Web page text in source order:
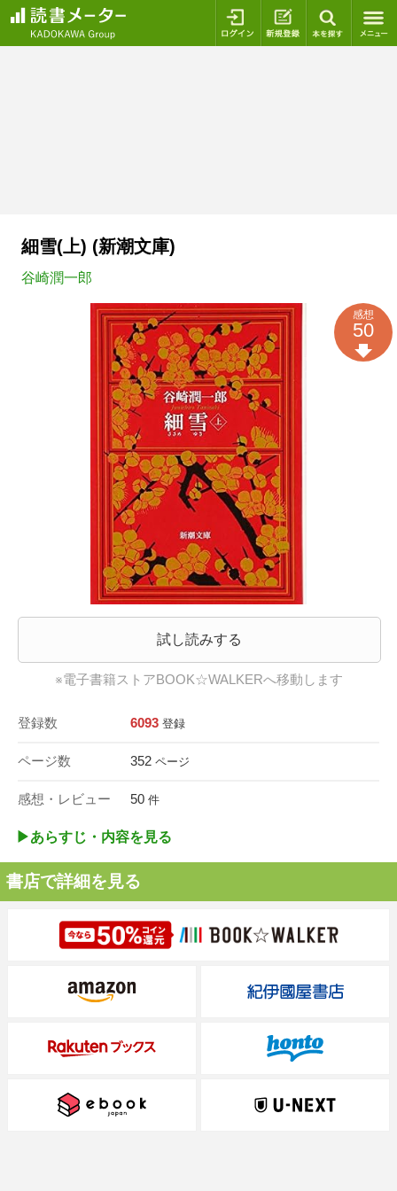
ログイン 新規登録
細雪(上) (新潮文庫)
谷崎潤一郎
試し読みする
※電子書籍ストアBOOK☆WALKERへ移動します
登録数 6093 登録
ページ数 352 ページ
感想・レビュー 50 件
感想
50
▶︎あらすじ・内容を見る
書店で詳細を見る